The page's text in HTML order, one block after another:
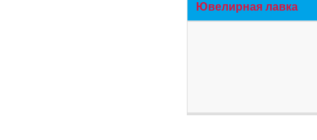
Ювелирная лавка